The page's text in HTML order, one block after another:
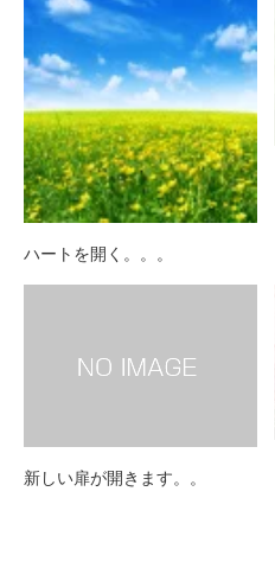
ハートを開く。。。
新しい扉が開きます。。